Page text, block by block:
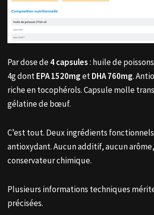
Par dose de4 capsules: huile de
4g dontEPA 1520mgetDHA 760mg.
riche en tocophérols. Capsule molle
gélatine de bœuf.
C’est tout. Deux ingrédients
antioxydant. Aucun additif, aucun
conservateur chimique.
Plusieurs informations techniques
précisées.